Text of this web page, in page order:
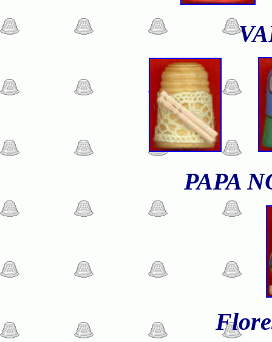
PAPA